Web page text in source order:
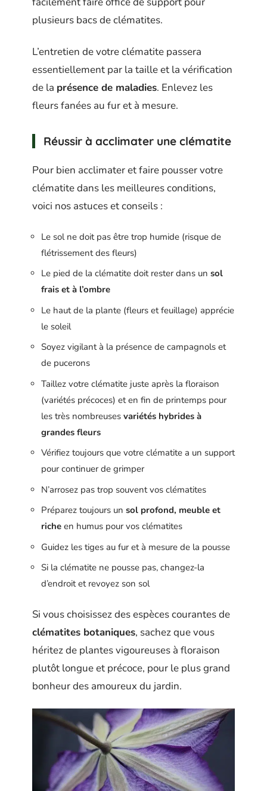
plusieurs bacs de clématites.
L’entretien de votre clématite passera
essentiellement par la taille et la vérification
de la présence de maladies. Enlevez les
fleurs fanées au fur et à mesure.
Réussir à acclimater une clématite
Pour bien acclimater et faire pousser votre
clématite dans les meilleures conditions,
voici nos astuces et conseils :
Le sol ne doit pas être trop humide (risque de
flétrissement des fleurs)
Le pied de la clématite doit rester dans un sol
frais et à l’ombre
Le haut de la plante (fleurs et feuillage) apprécie
le soleil
Soyez vigilant à la présence de campagnols et
de pucerons
Taillez votre clématite juste après la floraison
(variétés précoces) et en fin de printemps pour
les très nombreuses variétés hybrides à
grandes fleurs
Vérifiez toujours que votre clématite a un support
pour continuer de grimper
N’arrosez pas trop souvent vos clématites
Préparez toujours un sol profond, meuble et
riche en humus pour vos clématites
Guidez les tiges au fur et à mesure de la pousse
Si la clématite ne pousse pas, changez-la
d’endroit et revoyez son sol
Si vous choisissez des espèces courantes de
clématites botaniques, sachez que vous
héritez de plantes vigoureuses à floraison
plutôt longue et précoce, pour le plus grand
bonheur des amoureux du jardin.